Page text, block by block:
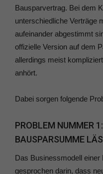
Bausparvertrag. Bei dem
unterschiedliche Verträge
aufeinander abgestimmt
offizielle Version auf dem
allerdings meist
anhört.
Dabei sorgen folgende
PROBLEM NUMMER
BAUSPARSUMME
Das Businessmodell
gesprochen darin, dass